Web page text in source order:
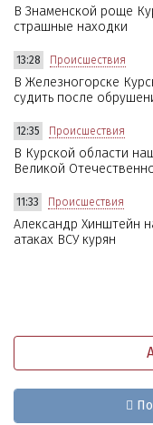
В Знаменской роще
страшные находки
13:28 Происшествия
В Железногорске
судить после
12:35 Происшествия
В Курской области
Великой
11:33 Происшествия
Александр Хинштейн
атаках ВСУ курян